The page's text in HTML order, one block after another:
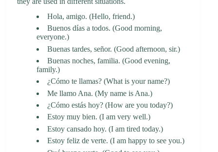
Hola, amigo. (Hello, friend.)
Buenos días a todos. (Good morning,
everyone.)
Buenas tardes, señor. (Good afternoon, sir.)
Buenas noches, familia. (Good evening,
family.)
¿Cómo te llamas? (What is your name?)
Me llamo Ana. (My name is Ana.)
¿Cómo estás hoy? (How are you today?)
Estoy muy bien. (I am very well.)
Estoy cansado hoy. (I am tired today.)
Estoy feliz de verte. (I am happy to see you.)